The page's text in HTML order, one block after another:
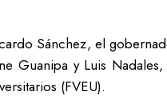
Sánchez, el
y Luis
(FVEU).